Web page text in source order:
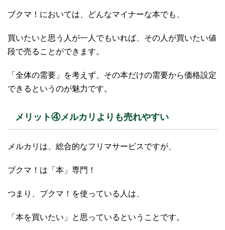
ブクマ！においては、どんなマイナーな本でも、
買いたいと思う人が一人でもいれば、その人が買いたい値
段で売ることができます。
「全体の需要」を考えず、その本だけの需要から価格設定
できるというのが魅力です。
メリット④メルカリよりも売れやすい
メルカリは、総合的なフリマサービスですが、
ブクマ！は「本」専門！
つまり、ブクマ！を使っている人は、
「本を買いたい」と思っているということです。